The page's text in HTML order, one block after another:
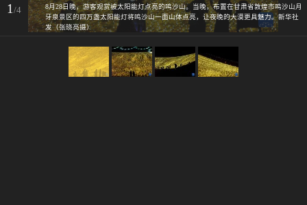
1/4
8月28日晚，游客观赏被太阳能灯点亮的鸣沙山。当晚，布置在甘肃省敦煌市鸣沙山月
牙泉景区的四万盏太阳能灯将鸣沙山一面山体点亮，让夜晚的大漠更具魅力。新华社
发（张晓亮摄）